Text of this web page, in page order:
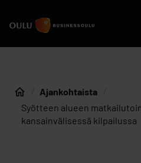
Etusivulle
Suomeksi
In english
Etusivu
Ajankohtaista
Syötteen alueen
kansainvälisessä kilpailussa